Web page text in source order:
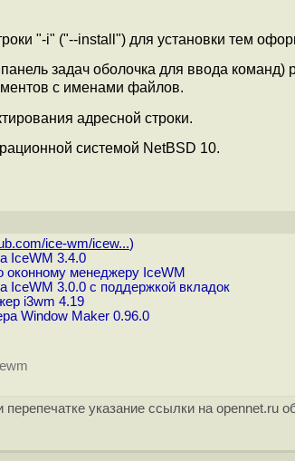
"-i" ("--install") для установки тем
задач оболочка для ввода
с именами файлов.
адресной строки.
системой NetBSD 10.
ice-wm/icew...)
IceWM 3.4.0
оконному менеджеру IceWM
IceWM 3.0.0 с поддержкой вкладок
i3wm 4.19
Window Maker 0.96.0
перепечатке указание ссылки на opennet.ru